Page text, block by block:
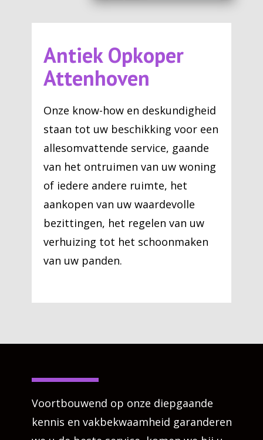
Antiek Opkoper
Attenhoven
Onze know-how en deskundigheid
staan tot uw beschikking voor een
allesomvattende service, gaande
van het ontruimen van uw woning
of iedere andere ruimte, het
aankopen van uw waardevolle
bezittingen, het regelen van uw
verhuizing tot het schoonmaken
van uw panden.
Voortbouwend op onze diepgaande
kennis en vakbekwaamheid garanderen